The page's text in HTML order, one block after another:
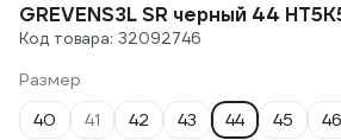
GREVENS3L SR черный 44
Код товара: 32092746
Размер
40
41 42 43 44 45 46